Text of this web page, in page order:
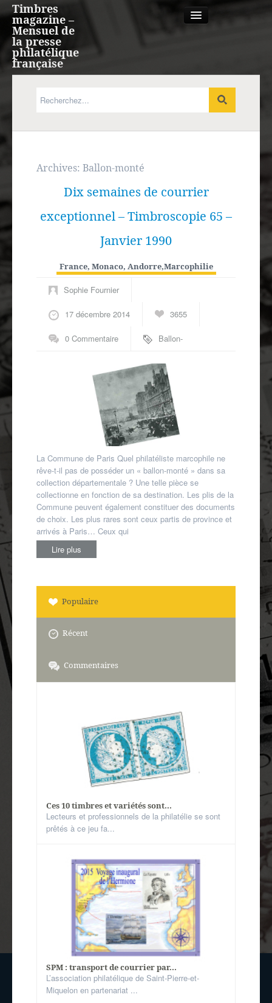
Timbres
magazine –
Mensuel de
la presse
philatélique
française
Expression française
Outre-mer
Autres spécialités
Archives: Ballon-monté
Dix semaines de courrier
exceptionnel – Timbroscopie 65 –
Janvier 1990
France, Monaco, Andorre,Marcophilie
Sophie Fournier
17 décembre 2014 3655
0 Commentaire
Ballon-
Commune de
Paris
La Commune de Paris Quel philatéliste marcophile ne
rêve-t-il pas de posséder un « ballon-monté » dans sa
collection départementale ? Une telle pièce se
collectionne en fonction de sa destination. Les plis de la
Commune peuvent également constituer des documents
de choix. Les plus rares sont ceux partis de province et
arrivés à Paris… Ceux qui
Lire plus
Populaire
Récent
Commentaires
Ces 10 timbres et variétés sont...
Lecteurs et professionnels de la philatélie se sont
prêtés à ce jeu fa...
SPM : transport de courrier par...
L’association philatélique de Saint-Pierre-et-
Miquelon en partenariat ...